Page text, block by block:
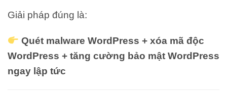
Giải pháp đúng là:
Quét malware WordPress + xóa mã độc
WordPress + tăng cường bảo mật WordPress
ngay lập tức